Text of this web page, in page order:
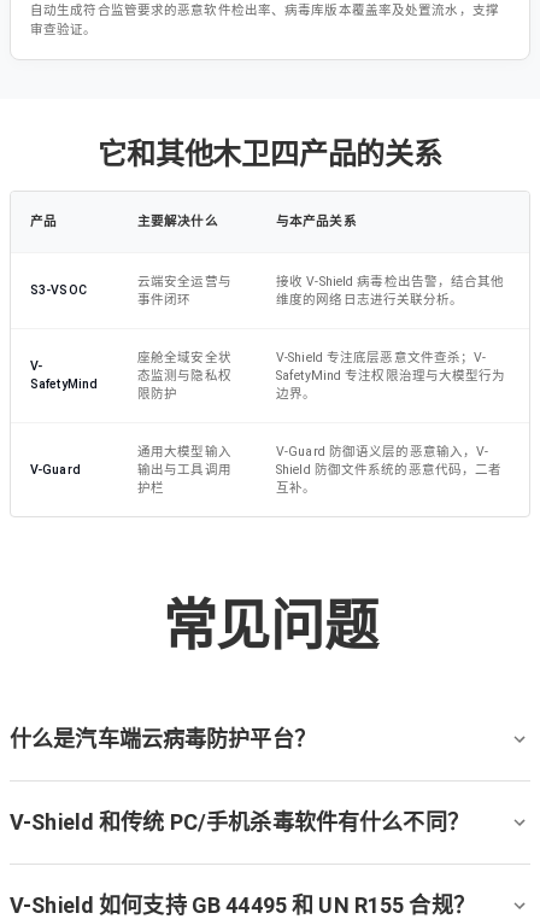
自动生成符合监管要求的恶意软件检出率、病毒库版本覆盖率及处置流水，支撑
审查验证。
它和其他木卫四产品的关系
产品 主要解决什么 与本产品关系
S3-VSOC
云端安全运营与
事件闭环
接收 V-Shield 病毒检出告警，结合其他
维度的网络日志进行关联分析。
V-
SafetyMind
座舱全域安全状
态监测与隐私权
限防护
V-Shield 专注底层恶意文件查杀；V-
SafetyMind 专注权限治理与大模型行为
边界。
V-Guard
通用大模型输入
输出与工具调用
护栏
V-Guard 防御语义层的恶意输入，V-
Shield 防御文件系统的恶意代码，二者
互补。
常见问题
什么是汽车端云病毒防护平台？
V-Shield 和传统 PC/手机杀毒软件有什么不同？
V-Shield 如何支持 GB 44495 和 UN R155 合规？